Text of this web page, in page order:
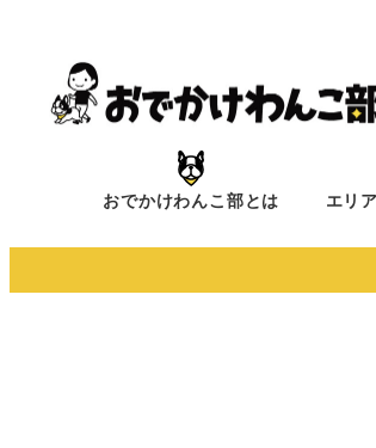
へ
おでかけわんこ部とは エリ